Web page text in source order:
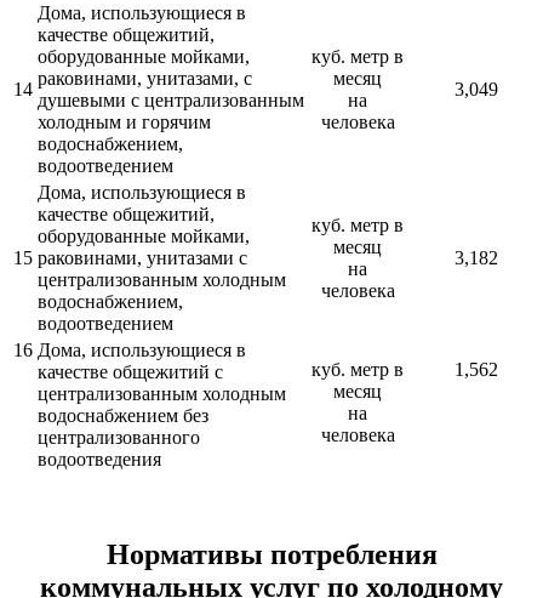
14
Дома, использующиеся в
качестве общежитий,
оборудованные мойками,
раковинами, унитазами, с
душевыми с централизованным
холодным и горячим
водоснабжением,
водоотведением
куб. метр в
месяц
на
человека
3,049
15
Дома, использующиеся в
качестве общежитий,
оборудованные мойками,
раковинами, унитазами с
централизованным холодным
водоснабжением,
водоотведением
куб. метр в
месяц
на
человека
3,182
16 Дома, использующиеся в
качестве общежитий с
централизованным холодным
водоснабжением без
централизованного
водоотведения
куб. метр в
месяц
на
человека
1,562
Нормативы потребления
коммунальных услуг по холодному